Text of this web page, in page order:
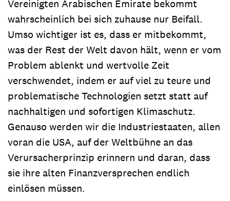
Vereinigten Arabischen Emirate bekommt
wahrscheinlich bei sich zuhause nur Beifall.
Umso wichtiger ist es, dass er mitbekommt,
was der Rest der Welt davon hält, wenn er vom
Problem ablenkt und wertvolle Zeit
verschwendet, indem er auf viel zu teure und
problematische Technologien setzt statt auf
nachhaltigen und sofortigen Klimaschutz.
Genauso werden wir die Industriestaaten, allen
voran die USA, auf der Weltbühne an das
Verursacherprinzip erinnern und daran, dass
sie ihre alten Finanzversprechen endlich
einlösen müssen.